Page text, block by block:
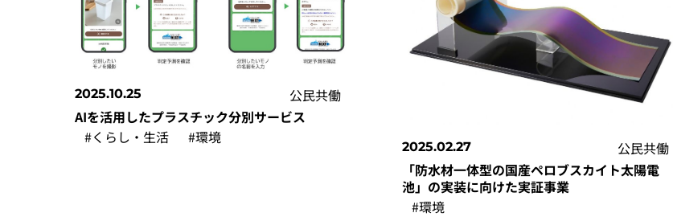
2025.10.25
公民共働
AIを活用したプラスチック分別サービス
#くらし・生活
#環境
2025.02.27
公民共働
「防水材一体型の国産ペロブスカイト太陽電
池」の実装に向けた実証事業
#環境